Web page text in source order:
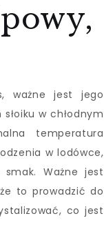
ważne jest jego
w chłodnym
temperatura
w lodówce,
Ważne jest
to prowadzić do
co jest